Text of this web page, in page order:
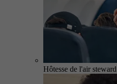
Hôtesse de l'air steward